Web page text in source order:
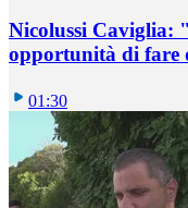
Nicolussi Caviglia:
opportunità di fare
01:30